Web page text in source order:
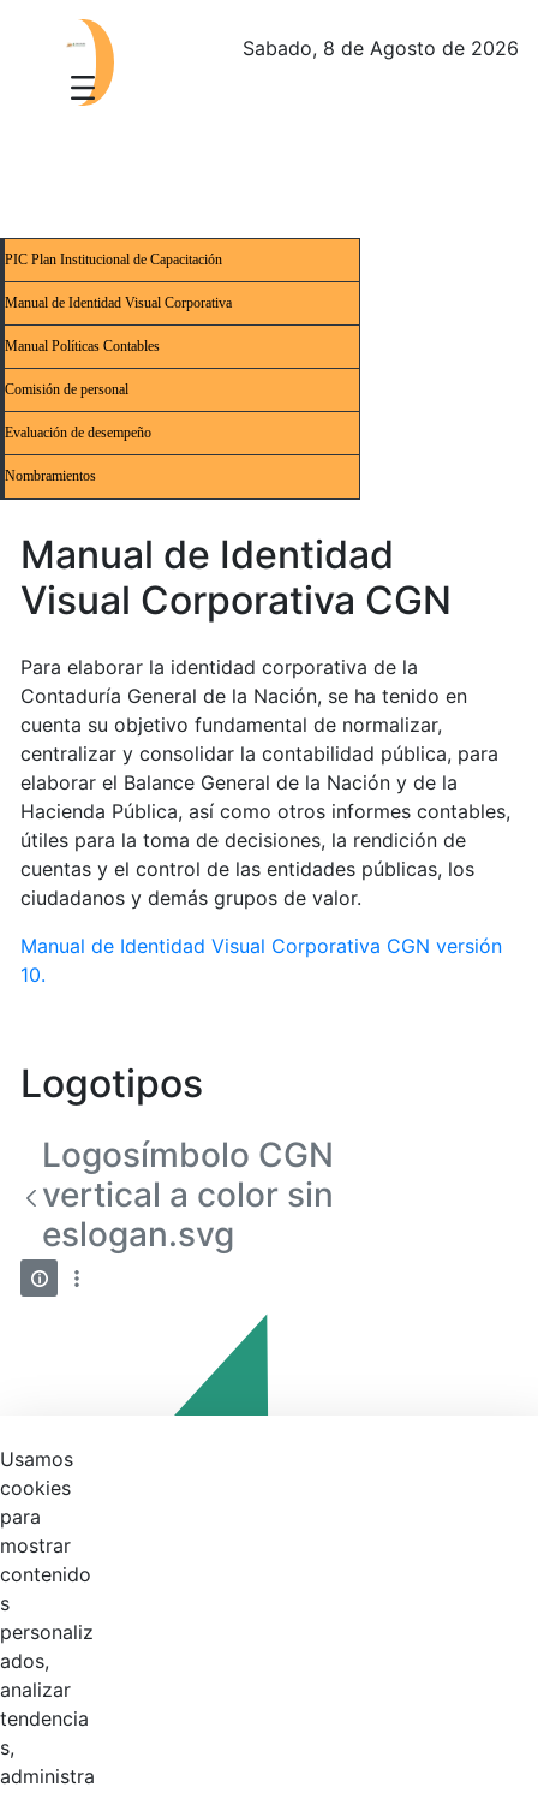
Sabado, 8 de Agosto de 2026
PIC Plan Institucional de Capacitación
Manual de Identidad Visual Corporativa
Manual Políticas Contables
Comisión de personal
Evaluación de desempeño
Nombramientos
Manual de Identidad
Visual Corporativa CGN
Para elaborar la identidad corporativa de la
Contaduría General de la Nación, se ha tenido en
cuenta su objetivo fundamental de normalizar,
centralizar y consolidar la contabilidad pública, para
elaborar el Balance General de la Nación y de la
Hacienda Pública, así como otros informes contables,
útiles para la toma de decisiones, la rendición de
cuentas y el control de las entidades públicas, los
ciudadanos y demás grupos de valor.
Manual de Identidad Visual Corporativa CGN versión
10.
Logotipos
Logosímbolo CGN
vertical a color sin
eslogan.svg
Usamos
cookies
para
mostrar
contenido
s
personaliz
ados,
analizar
tendencia
s,
administra